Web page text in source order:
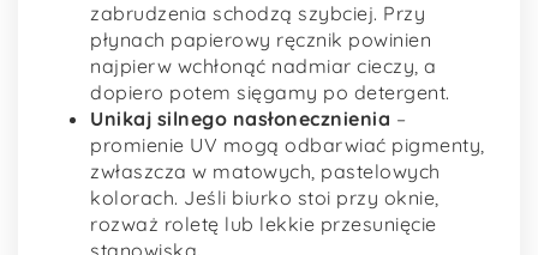
zabrudzenia schodzą szybciej. Przy
płynach papierowy ręcznik powinien
najpierw wchłonąć nadmiar cieczy, a
dopiero potem sięgamy po detergent.
Unikaj silnego nasłonecznienia –
promienie UV mogą odbarwiać pigmenty,
zwłaszcza w matowych, pastelowych
kolorach. Jeśli biurko stoi przy oknie,
rozważ roletę lub lekkie przesunięcie
stanowiska.